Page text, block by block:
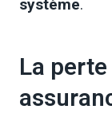
système.
La